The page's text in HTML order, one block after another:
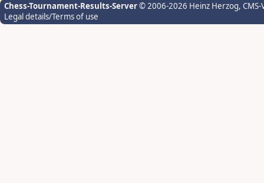
Chess-Tournament-Results-Server© 2006-2026 Heinz Herzog,
Legal details/Terms of use